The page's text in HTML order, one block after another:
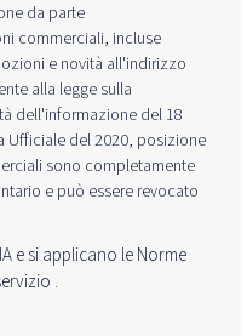
da parte
commerciali, incluse
e novità all'indirizzo
alla legge sulla
dell'informazione del 18
Ufficiale del 2020, posizione
sono completamente
e può essere revocato
e si applicano le Norme
.